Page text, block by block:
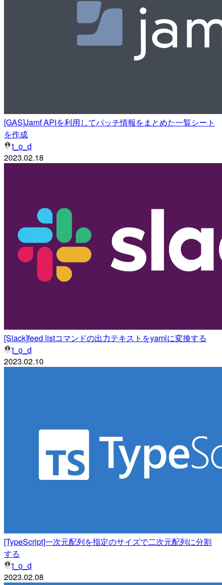
[GAS]Jamf APIを利用してパッチ情報をまとめた一覧シート
を作成
t_o_d
2023.02.18
[Slack]feed listコマンドの出力テキストをyamlに変換する
t_o_d
2023.02.10
[TypeScript]一次元配列を指定のサイズで二次元配列に分割
する
t_o_d
2023.02.08